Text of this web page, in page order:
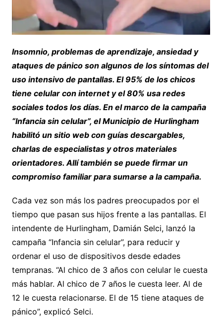
Insomnio, problemas de aprendizaje, ansiedad y
ataques de pánico son algunos de los síntomas del
uso intensivo de pantallas. El 95% de los chicos
tiene celular con internet y el 80% usa redes
sociales todos los días. En el marco de la campaña
“Infancia sin celular”, el Municipio de Hurlingham
habilitó un sitio web con guías descargables,
charlas de especialistas y otros materiales
orientadores. Allí también se puede firmar un
compromiso familiar para sumarse a la campaña.
Cada vez son más los padres preocupados por el
tiempo que pasan sus hijos frente a las pantallas. El
intendente de Hurlingham, Damián Selci, lanzó la
campaña “Infancia sin celular”, para reducir y
ordenar el uso de dispositivos desde edades
tempranas. “Al chico de 3 años con celular le cuesta
más hablar. Al chico de 7 años le cuesta leer. Al de
12 le cuesta relacionarse. El de 15 tiene ataques de
pánico”, explicó Selci.